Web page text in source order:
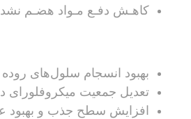
کاهـش دفـع مـواد هضـم
بهبود انسجام سلول‌های روده
تعدیل جمعیت میکروفلورای
افزایش سطح جذب و بهبود